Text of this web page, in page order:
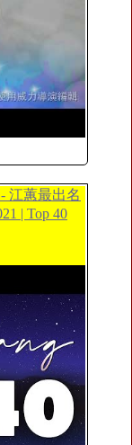
江蕙最出名
| Top 40